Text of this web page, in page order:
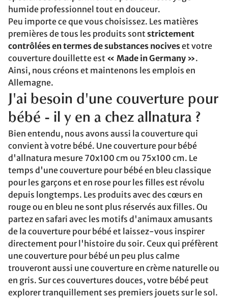
humide professionnel tout en douceur.
Peu importe ce que vous choisissez. Les matières
premières de tous les produits sontstrictement
contrôlées en termes de substances nociveset votre
couverture douillette est « Made in Germany ».
Ainsi, nous créons et maintenons les emplois en
Allemagne.
J'ai besoin d'une couverture pour
bébé - il y en a chez allnatura ?
Bien entendu, nous avons aussi la couverture qui
convient à votre bébé. Une couverture pour bébé
d'allnatura mesure 70x100 cm ou 75x100 cm. Le
temps d'une couverture pour bébé en bleu classique
pour les garçons et en rose pour les filles est révolu
depuis longtemps. Les produits avec des cœurs en
rouge ou en bleu ne sont plus réservés aux filles. Ou
partez en safari avec les motifs d'animaux amusants
de la couverture pour bébé et laissez-vous inspirer
directement pour l'histoire du soir. Ceux qui préfèrent
une couverture pour bébé un peu plus calme
trouveront aussi une couverture en crème naturelle ou
en gris. Sur ces couvertures douces, votre bébé peut
explorer tranquillement ses premiers jouets sur le sol.